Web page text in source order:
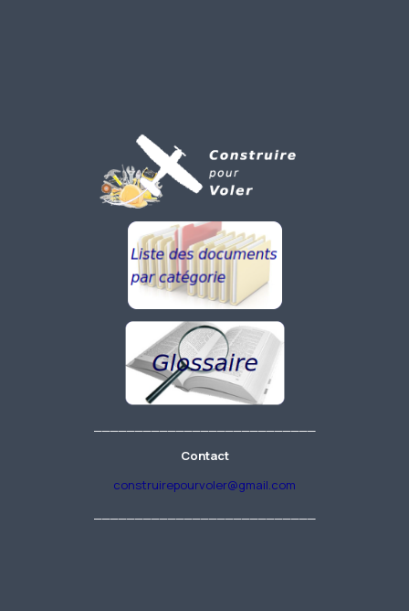
Contact
construirepourvoler@gmail.com